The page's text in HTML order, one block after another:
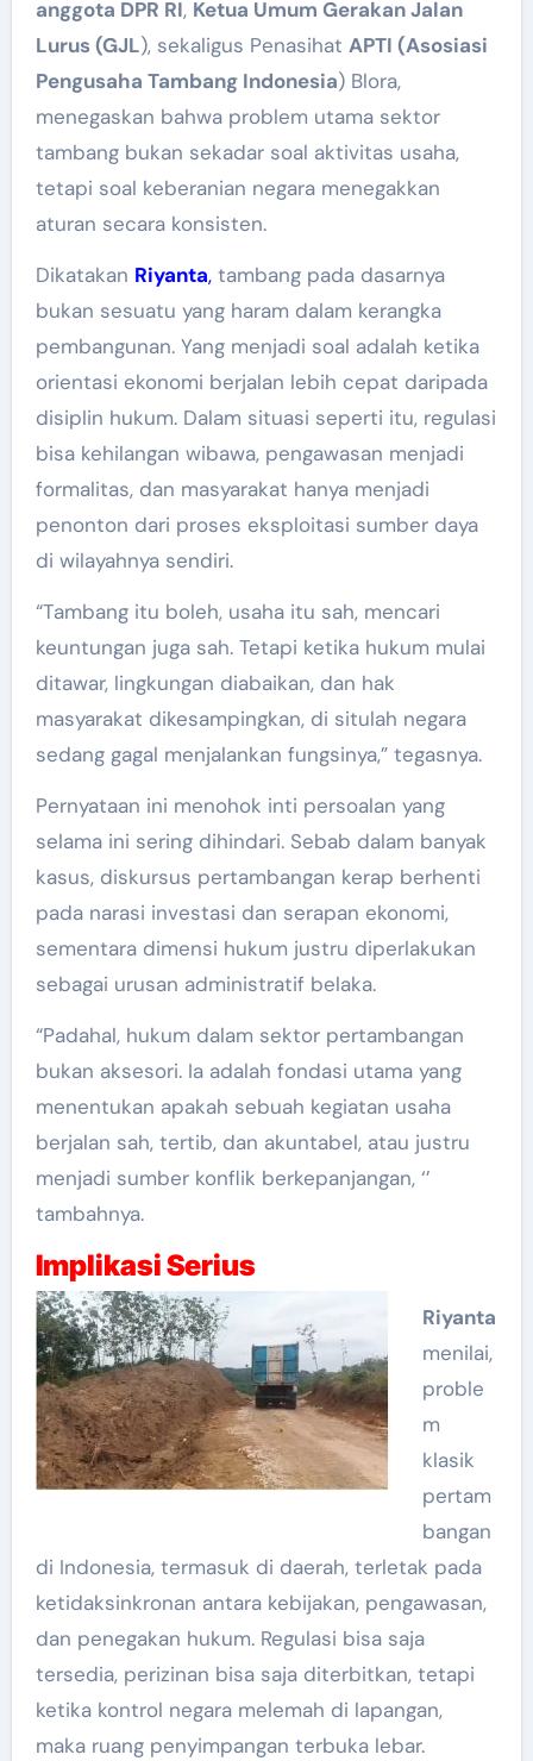
anggota DPR RI, Ketua Umum Gerakan Jalan
Lurus (GJL), sekaligus Penasihat APTI (Asosiasi
Pengusaha Tambang Indonesia) Blora,
menegaskan bahwa problem utama sektor
tambang bukan sekadar soal aktivitas usaha,
tetapi soal keberanian negara menegakkan
aturan secara konsisten.
Dikatakan Riyanta,tambang pada dasarnya
bukan sesuatu yang haram dalam kerangka
pembangunan. Yang menjadi soal adalah ketika
orientasi ekonomi berjalan lebih cepat daripada
disiplin hukum. Dalam situasi seperti itu, regulasi
bisa kehilangan wibawa, pengawasan menjadi
formalitas, dan masyarakat hanya menjadi
penonton dari proses eksploitasi sumber daya
di wilayahnya sendiri.
“Tambang itu boleh, usaha itu sah, mencari
keuntungan juga sah. Tetapi ketika hukum mulai
ditawar, lingkungan diabaikan, dan hak
masyarakat dikesampingkan, di situlah negara
sedang gagal menjalankan fungsinya,” tegasnya.
Pernyataan ini menohok inti persoalan yang
selama ini sering dihindari. Sebab dalam banyak
kasus, diskursus pertambangan kerap berhenti
pada narasi investasi dan serapan ekonomi,
sementara dimensi hukum justru diperlakukan
sebagai urusan administratif belaka.
“Padahal, hukum dalam sektor pertambangan
bukan aksesori. Ia adalah fondasi utama yang
menentukan apakah sebuah kegiatan usaha
berjalan sah, tertib, dan akuntabel, atau justru
menjadi sumber konflik berkepanjangan, ‘’
tambahnya.
Implikasi Serius
Riyanta
menilai,
proble
m
klasik
pertam
bangan
di Indonesia, termasuk di daerah, terletak pada
ketidaksinkronan antara kebijakan, pengawasan,
dan penegakan hukum. Regulasi bisa saja
tersedia, perizinan bisa saja diterbitkan, tetapi
ketika kontrol negara melemah di lapangan,
maka ruang penyimpangan terbuka lebar.